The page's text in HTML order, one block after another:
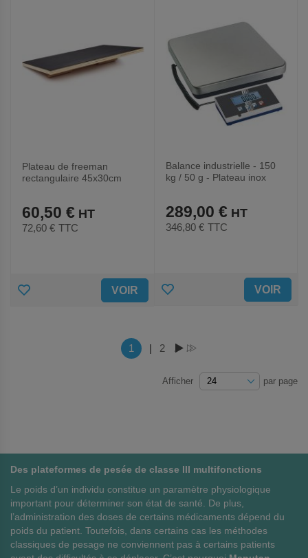
Plateau de freeman
rectangulaire 45x30cm
60,50 €
72,60 € TTC
AJOUTER VOIR
Balance industrielle - 150
kg / 50 g - Plateau inox
289,00 €
346,80 € TTC
AJOUTER VOIR
PageVous lisez actuellement la page
1 | Page
2
Afficher par page
Des plateformes de pesée de classe III multifonctions
Le poids d’un individu constitue un paramètre physiologique
important pour déterminer son état de santé. De plus,
l’administration des doses de certains médicaments dépend du
poids du patient. Toutefois, dans certains cas les méthodes
classiques de pesage ne conviennent pas à certains patients